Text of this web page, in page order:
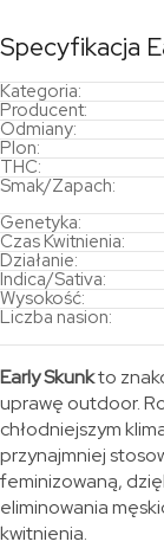
Specyfikacja
Kategoria:
Producent:
Odmiany:
Plon:
THC:
Smak/Zapach:
Genetyka:
Czas Kwitnienia:
Działanie:
Indica/Sativa:
Wysokość:
Liczba nasion:
Early Skunkto
uprawę outdoor.
chłodniejszym
przynajmniej
feminizowaną,
eliminowania
kwitnienia.